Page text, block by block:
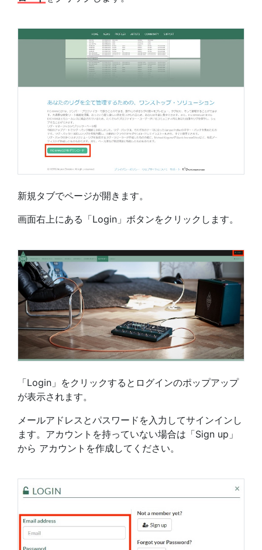
新規タブでページが開きます。
画面右上にある「Login」ボタンをクリックします。
「Login」をクリックするとログインのポップアップ
が表示されます。
メールアドレスとパスワードを入力してサインインし
ます。アカウントを持っていない場合は「Sign up」
から アカウントを作成してください。